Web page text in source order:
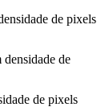
de pixels
de
de pixels